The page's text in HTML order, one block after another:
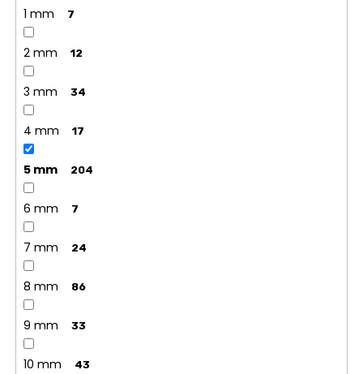
1 mm 7
2 mm 12
3 mm 34
4 mm 17
5 mm 204
6 mm 7
7 mm 24
8 mm 86
9 mm 33
10 mm 43